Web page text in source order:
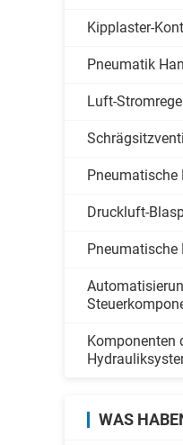
Kipplaster-
Pneumatik
Luft-
Druckluft-
Pneumatische
Komponenten
WAS